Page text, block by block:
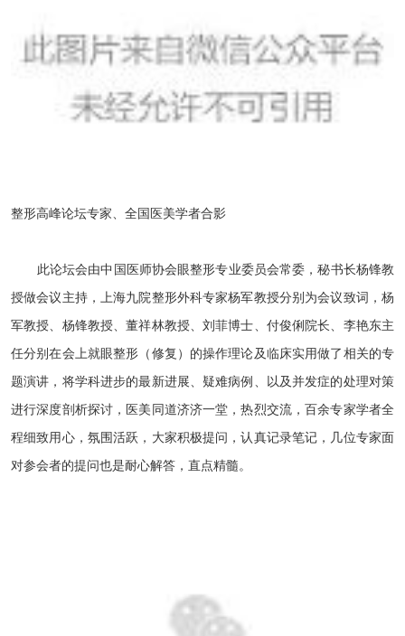
整形高峰论坛专家、全国医美学者合影
此论坛会由中国医师协会眼整形专业委员会常委，秘书长杨锋教
授做会议主持，上海九院整形外科专家杨军教授分别为会议致词，杨
军教授、杨锋教授、董祥林教授、刘菲博士、付俊俐院长、李艳东主
任分别在会上就眼整形（修复）的操作理论及临床实用做了相关的专
题演讲，将学科进步的最新进展、疑难病例、以及并发症的处理对策
进行深度剖析探讨，医美同道济济一堂，热烈交流，百余专家学者全
程细致用心，氛围活跃，大家积极提问，认真记录笔记，几位专家面
对参会者的提问也是耐心解答，直点精髓。